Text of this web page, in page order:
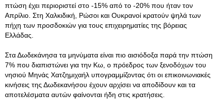
πτώση έχει περιοριστεί στο -15% από το -20% που ήταν τον
Απρίλιο. Στη Χαλκιδική, Ρώσοι και Ουκρανοί κρατούν ψηλά των
πήχη των προσδοκιών για τους επιχειρηματίες της βόρειας
Ελλάδας.
Στα Δωδεκάνησα τα μηνύματα είναι πιο αισιόδοξα παρά την πτώση
7% που διαπιστώνει για την Κω, ο πρόεδρος των ξενοδόχων του
νησιού Μηνάς Χατζημιχαήλ υπογραμμίζοντας ότι οι επικοινωνιακές
κινήσεις της Δωδεκανήσου έχουν αρχίσει να αποδίδουν και τα
αποτελέσματα αυτών φαίνονται ήδη στις κρατήσεις.